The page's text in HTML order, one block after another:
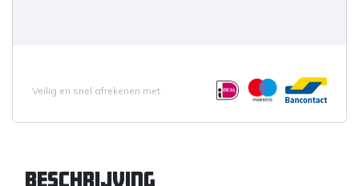
Veilig en snel afrekenen met
Beschrijving